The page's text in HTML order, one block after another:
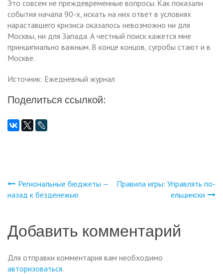
Это совсем не преждевременные вопросы. Как показали
события начала 90-х, искать на них ответ в условиях
нараставшего кризиса оказалось невозможно ни для
Москвы, ни для Запада. А честный поиск кажется мне
принципиально важным. В конце концов, сугробы стают и в
Москве.
Источник: Ежедневный журнал
Поделиться ссылкой:
Навигация
записям
Региональные бюджеты —
назад к безденежью
Правила игры: Управлять по-
ельцински
Добавить комментарий
Для отправки комментария вам необходимо
авторизоваться.